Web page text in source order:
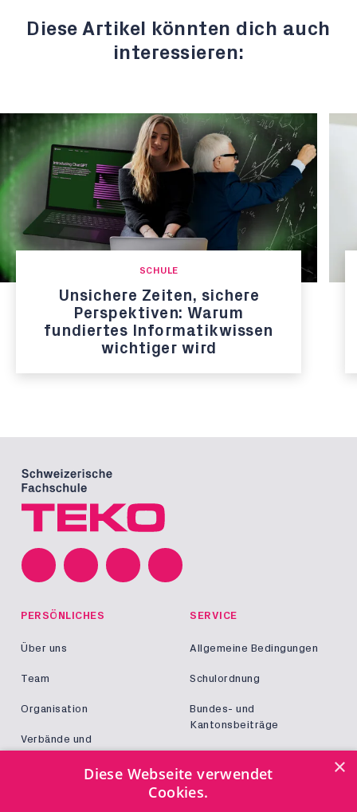
Diese Artikel könnten dich auch
interessieren:
SCHULE
Unsichere Zeiten, sichere
Perspektiven: Warum
fundiertes Informatikwissen
wichtiger wird
PERSÖNLICHES
Über uns
Team
Organisation
Verbände und
SERVICE
Allgemeine Bedingungen
Schulordnung
Bundes- und
Kantonsbeiträge
×
Diese Webseite verwendet
Cookies.